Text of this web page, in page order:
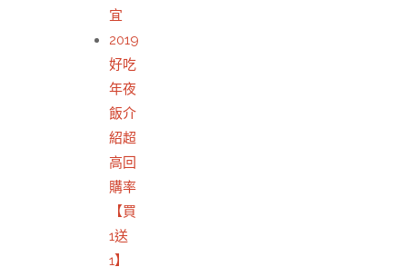
宜
2019
好吃
年夜
飯介
紹超
高回
購率
【買
1送
1】